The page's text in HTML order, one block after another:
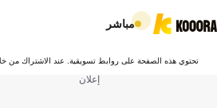
مباشر
تحتوي هذه الصفحة على روابط تسويقية. عند الاشتراك من
إعلان